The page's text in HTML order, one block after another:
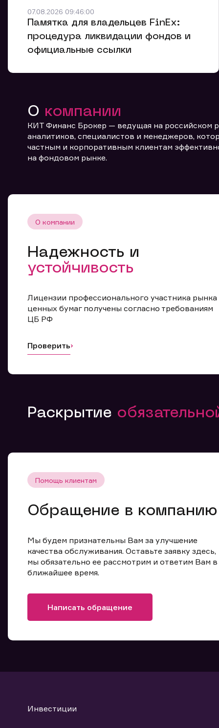
07.08.2026 09:46:00
Памятка для владельцев FinEx:
процедура ликвидации фондов и
официальные ссылки
О компании
КИТ Финанс Брокер — ведущая на российском
аналитиков, специалистов и менеджеров,
частным и корпоративным клиентам
на фондовом рынке.
О компании
Надежность и
устойчивость
Лицензии профессионального участника рынка
ценных бумаг получены согласно требованиям
ЦБ РФ
Проверить
Раскрытие
Помощь клиентам
Обращение в компанию
Мы будем признательны Вам за улучшение
качества обслуживания. Оставьте заявку здесь,
мы обязательно ее рассмотрим и ответим Вам в
ближайшее время.
Написать обращение
Инвестиции
Ваше